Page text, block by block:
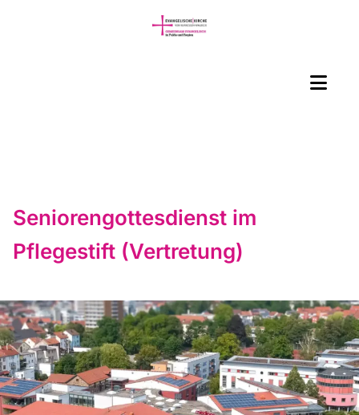
Seniorengottesdienst im
Pflegestift (Vertretung)